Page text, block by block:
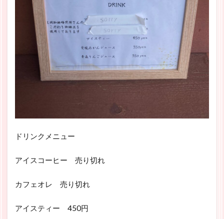
ドリンクメニュー
アイスコーヒー 売り切れ
カフェオレ 売り切れ
アイスティー 450円